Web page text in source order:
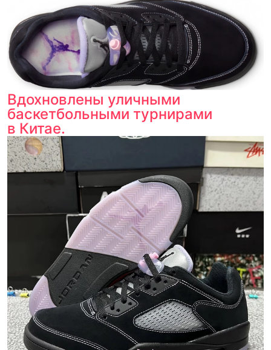
Вдохновлены уличными
баскетбольными турнирами
в Китае.